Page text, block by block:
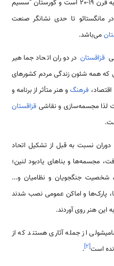
کیلومتری روستای سنکا که مربوط به قرن 19-20 است و گورستان "سسیم
به قرن ۱۹ -۱۳ واقع در مانگستائو تا حدی نشانگر صنعت
می‌باشد.
قزاقستاندر دوران اتحاد جماهیر
که همه شئون زندگی مردم کشور‌های
اقتصاد، فرهنگو هنر متأثر از برنامه و
لذا مجسمه‌سازی و نقاشی قزاقستان
نسبت به قبل از تشکیل اتحاد
مجسمه‌‌ها و بنا‌های یادبود لنین؛
شخصیت جنگجویان و نظامیان و...
پارک‌ها و اماکن عمومی نصب شدند
این هنر روی آوردند.
از جمله آثاری هستند که از
است[۲]
.